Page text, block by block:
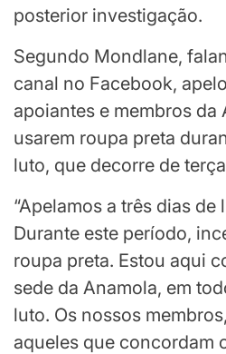
posterior investigação.
Segundo Mondlane,
canal no Facebook,
apoiantes e membros da
usarem roupa preta
luto, que decorre de
“Apelamos a três dias de
Durante este período,
roupa preta. Estou aqui
sede da Anamola, em
luto. Os nossos
aqueles que concordam